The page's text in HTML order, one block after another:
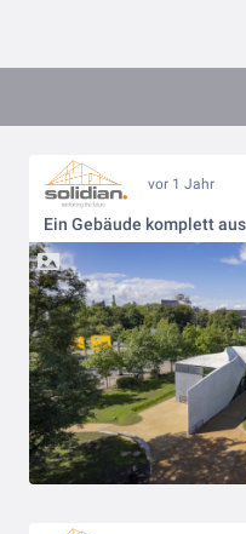
vor 1 Jahr
Ein Gebäude komplett